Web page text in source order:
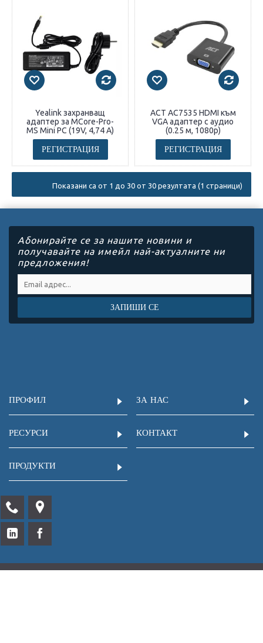
Yealink захранващ
адаптер за MCore-Pro-
MS Mini PC (19V, 4,74 A)
РЕГИСТРАЦИЯ
ACT AC7535 HDMI към
VGA адаптер с аудио
(0.25 м, 1080p)
РЕГИСТРАЦИЯ
Показани са от 1 до 30 от 30 резултата (1 страници)
Абонирайте се за нашите новини и
получавайте на имейл най-актуалните ни
предложения!
ЗАПИШИ СЕ
ПРОФИЛ ЗА НАС
РЕСУРСИ КОНТАКТ
ПРОДУКТИ